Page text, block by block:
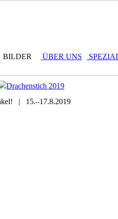
BILDER ÜBER UNS
Drachenstich 2019
| 15.–17.8.2019